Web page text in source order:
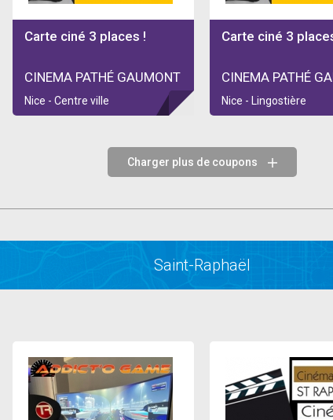
Carte ciné 3 places !
CINEMA PATHÉ GAUMONT
Nice - Centre ville
Carte ciné 3
CINEMA PATHÉ
Nice - Lingostière
Charger plus de coupons
Saint-Raphaël